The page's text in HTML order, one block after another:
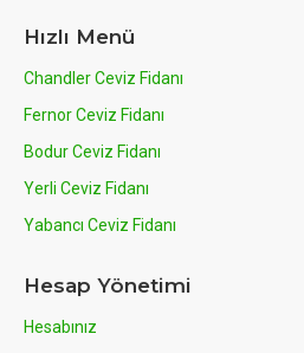
Hızlı Menü
Chandler Ceviz Fidanı
Fernor Ceviz Fidanı
Bodur Ceviz Fidanı
Yerli Ceviz Fidanı
Yabancı Ceviz Fidanı
Hesap Yönetimi
Hesabınız